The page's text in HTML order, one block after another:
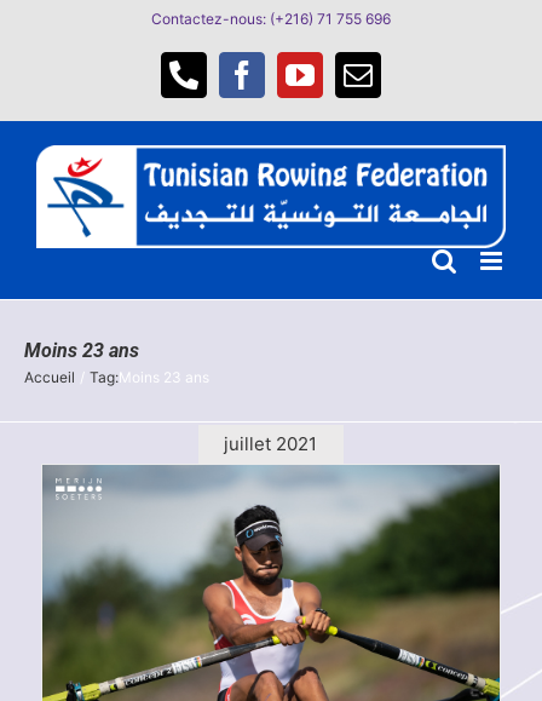
Contactez-nous: (+216) 71 755 696
Téléphone
Facebook
YouTube
Email
Moins 23 ans
Accueil Tag:Moins 23 ans
juillet 2021